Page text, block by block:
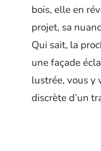
bois, elle en
projet, sa
Qui sait, la
une façade
lustrée, vous y
discrète d’un